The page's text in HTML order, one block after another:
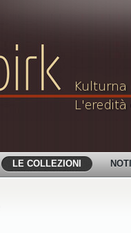
LE COLLEZIONI